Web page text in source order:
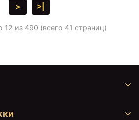
> >|
12 из 490 (всего 41 страниц)